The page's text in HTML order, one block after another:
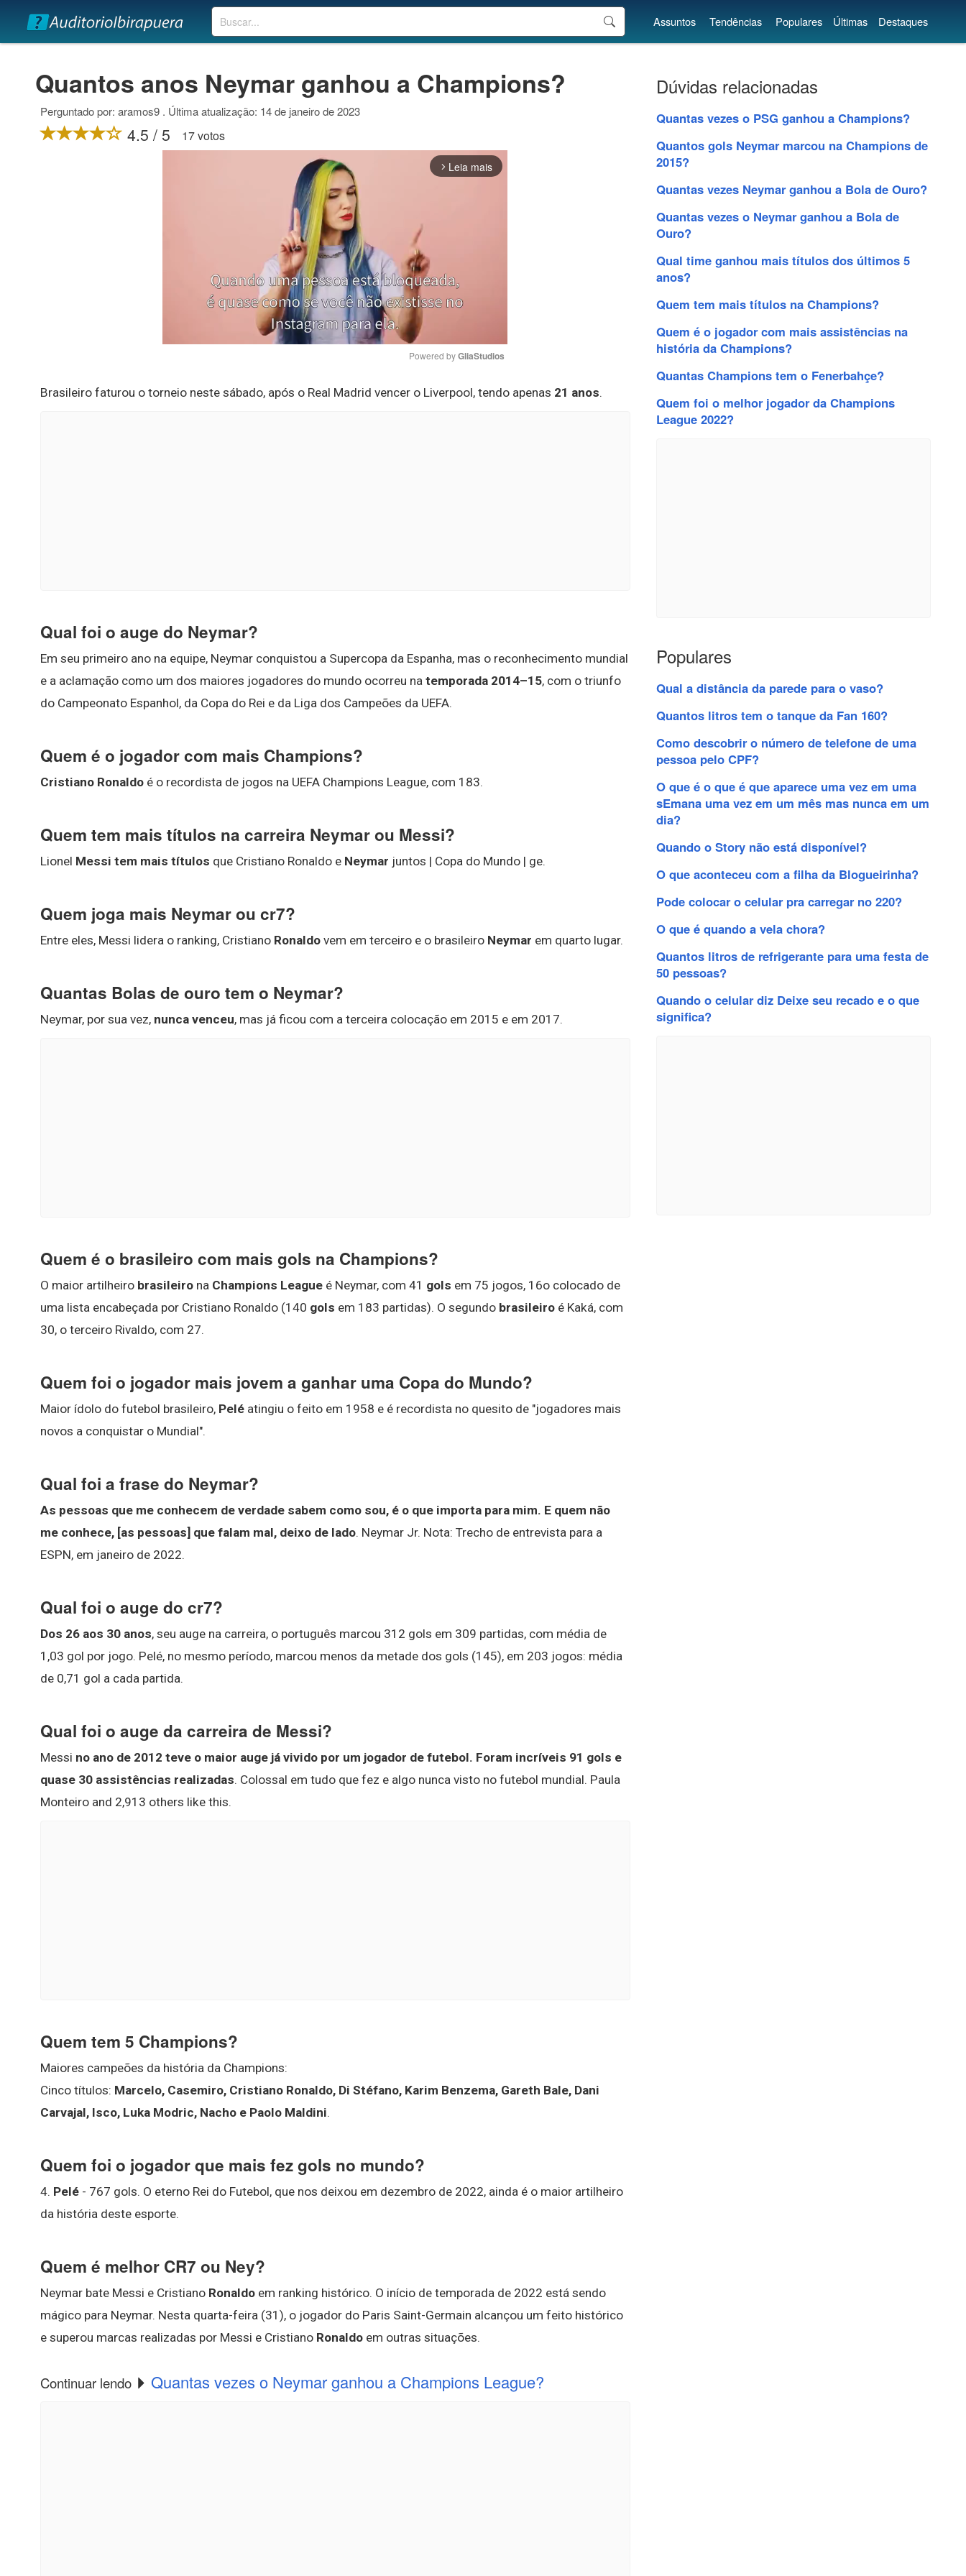
Buscar Assuntos Tendências Populares Últimas Destaques
Quantos anos Neymar ganhou a Champions?
Perguntado por: aramos9 . Última atualização: 14 de janeiro de 2023
4.5 / 5 17 votos
arrow_forward_ios Leia mais
Mute
Powered by GliaStudios
Brasileiro faturou o torneio neste sábado, após o Real Madrid vencer o Liverpool, tendo apenas 21 anos.
Qual foi o auge do Neymar?
Em seu primeiro ano na equipe, Neymar conquistou a Supercopa da Espanha, mas o reconhecimento mundial
e a aclamação como um dos maiores jogadores do mundo ocorreu na temporada 2014–15, com o triunfo
do Campeonato Espanhol, da Copa do Rei e da Liga dos Campeões da UEFA.
Quem é o jogador com mais Champions?
Cristiano Ronaldo é o recordista de jogos na UEFA Champions League, com 183.
Quem tem mais títulos na carreira Neymar ou Messi?
Lionel Messi tem mais títulos que Cristiano Ronaldo e Neymar juntos | Copa do Mundo | ge.
Quem joga mais Neymar ou cr7?
Entre eles, Messi lidera o ranking, Cristiano Ronaldo vem em terceiro e o brasileiro Neymar em quarto lugar.
Quantas Bolas de ouro tem o Neymar?
Neymar, por sua vez, nunca venceu, mas já ficou com a terceira colocação em 2015 e em 2017.
Quem é o brasileiro com mais gols na Champions?
O maior artilheiro brasileiro na Champions League é Neymar, com 41 gols em 75 jogos, 16o colocado de
uma lista encabeçada por Cristiano Ronaldo (140 gols em 183 partidas). O segundo brasileiro é Kaká, com
30, o terceiro Rivaldo, com 27.
Quem foi o jogador mais jovem a ganhar uma Copa do Mundo?
Maior ídolo do futebol brasileiro, Pelé atingiu o feito em 1958 e é recordista no quesito de "jogadores mais
novos a conquistar o Mundial".
Qual foi a frase do Neymar?
As pessoas que me conhecem de verdade sabem como sou, é o que importa para mim. E quem não
me conhece, [as pessoas] que falam mal, deixo de lado. Neymar Jr. Nota: Trecho de entrevista para a
ESPN, em janeiro de 2022.
Qual foi o auge do cr7?
Dos 26 aos 30 anos, seu auge na carreira, o português marcou 312 gols em 309 partidas, com média de
1,03 gol por jogo. Pelé, no mesmo período, marcou menos da metade dos gols (145), em 203 jogos: média
de 0,71 gol a cada partida.
Qual foi o auge da carreira de Messi?
Messi no ano de 2012 teve o maior auge já vivido por um jogador de futebol. Foram incríveis 91 gols e
quase 30 assistências realizadas. Colossal em tudo que fez e algo nunca visto no futebol mundial. Paula
Monteiro and 2,913 others like this.
Quem tem 5 Champions?
Maiores campeões da história da Champions:
Cinco títulos: Marcelo, Casemiro, Cristiano Ronaldo, Di Stéfano, Karim Benzema, Gareth Bale, Dani
Carvajal, Isco, Luka Modric, Nacho e Paolo Maldini.
Quem foi o jogador que mais fez gols no mundo?
4. Pelé - 767 gols. O eterno Rei do Futebol, que nos deixou em dezembro de 2022, ainda é o maior artilheiro
da história deste esporte.
Quem é melhor CR7 ou Ney?
Neymar bate Messi e Cristiano Ronaldo em ranking histórico. O início de temporada de 2022 está sendo
mágico para Neymar. Nesta quarta-feira (31), o jogador do Paris Saint-Germain alcançou um feito histórico
e superou marcas realizadas por Messi e Cristiano Ronaldo em outras situações.
Continuar lendo Quantas vezes o Neymar ganhou a Champions League?
Dúvidas relacionadas
Quantas vezes o PSG ganhou a Champions?
Quantos gols Neymar marcou na Champions de
2015?
Quantas vezes Neymar ganhou a Bola de Ouro?
Quantas vezes o Neymar ganhou a Bola de
Ouro?
Qual time ganhou mais títulos dos últimos 5
anos?
Quem tem mais títulos na Champions?
Quem é o jogador com mais assistências na
história da Champions?
Quantas Champions tem o Fenerbahçe?
Quem foi o melhor jogador da Champions
League 2022?
Populares
Qual a distância da parede para o vaso?
Quantos litros tem o tanque da Fan 160?
Como descobrir o número de telefone de uma
pessoa pelo CPF?
O que é o que é que aparece uma vez em uma
sEmana uma vez em um mês mas nunca em um
dia?
Quando o Story não está disponível?
O que aconteceu com a filha da Blogueirinha?
Pode colocar o celular pra carregar no 220?
O que é quando a vela chora?
Quantos litros de refrigerante para uma festa de
50 pessoas?
Quando o celular diz Deixe seu recado e o que
significa?